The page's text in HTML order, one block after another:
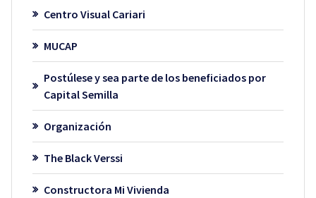
Centro Visual Cariari
MUCAP
Postúlese y sea parte de los beneficiados por
Capital Semilla
Organización
The Black Verssi
Constructora Mi Vivienda